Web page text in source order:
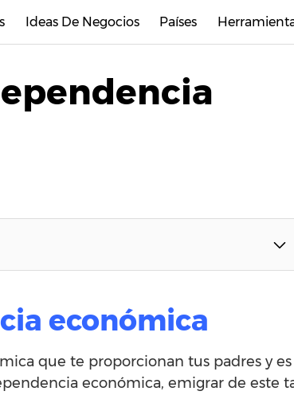
Ideas De Negocios Países
económica
que te proporcionan tus padres y es
económica, emigrar de este